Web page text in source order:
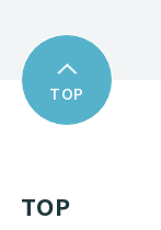
TOP
TOP